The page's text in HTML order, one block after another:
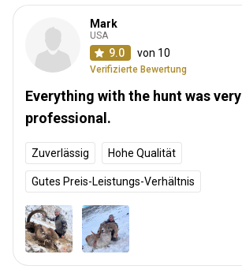
Mark
USA
9.0 von 10
Verifizierte Bewertung
Everything with the hunt was very
professional.
Zuverlässig Hohe Qualität
Gutes Preis-Leistungs-Verhältnis